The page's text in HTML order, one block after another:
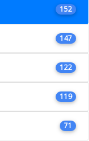
152
147
122
119
71